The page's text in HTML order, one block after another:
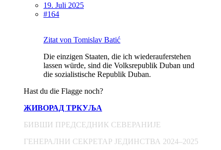
19. Juli 2025
#164
Zitat von Tomislav Batić
Die einzigen Staaten, die ich wiederauferstehen
lassen würde, sind die Volksrepublik Duban und
die sozialistische Republik Duban.
Hast du die Flagge noch?
ЖИВОРАД ТРКУЉА
БИВШИ ПРЕДСЕДНИК СЕВЕРАНИЈЕ
ГЕНЕРАЛНИ СЕКРЕТАР ЈЕДИНСТВА 2024–2025